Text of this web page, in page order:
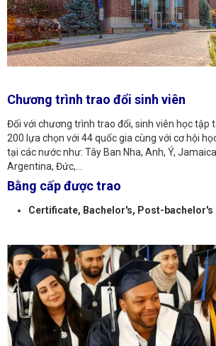
Chương trình trao đổi sinh viên
Đối với chương trình trao đổi, sinh viên học tập
200 lựa chọn với 44 quốc gia cùng với cơ hội
tại các nước như: Tây Ban Nha, Anh, Ý,
Argentina, Đức,…
Bằng cấp được trao
Certificate, Bachelor's, Post-